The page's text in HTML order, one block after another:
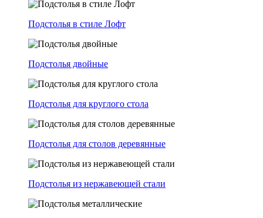
Подстолья в стиле Лофт
Подстолья двойные
Подстолья для круглого стола
Подстолья для столов деревянные
Подстолья из нержавеющей стали